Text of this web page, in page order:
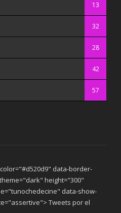
13
32
28
42
57
data-border-
height="300"
data-show-
Tweets por el